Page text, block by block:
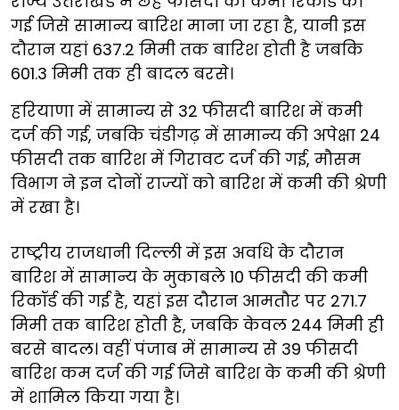
गई जिसे सामान्य बारिश माना जा रहा है, यानी इस
दौरान यहां 637.2 मिमी तक बारिश होती है जबकि
601.3 मिमी तक ही बादल बरसे।
हरियाणा में सामान्य से 32 फीसदी बारिश में कमी
दर्ज की गई, जबकि चंडीगढ़ में सामान्य की अपेक्षा 24
फीसदी तक बारिश में गिरावट दर्ज की गई, मौसम
विभाग ने इन दोनों राज्यों को बारिश में कमी की श्रेणी
में रखा है।
राष्ट्रीय राजधानी दिल्ली में इस अवधि के दौरान
बारिश में सामान्य के मुकाबले 10 फीसदी की कमी
रिकॉर्ड की गई है, यहां इस दौरान आमतौर पर 271.7
मिमी तक बारिश होती है, जबकि केवल 244 मिमी ही
बरसे बादल। वहीं पंजाब में सामान्य से 39 फीसदी
बारिश कम दर्ज की गई जिसे बारिश के कमी की श्रेणी
में शामिल किया गया है।